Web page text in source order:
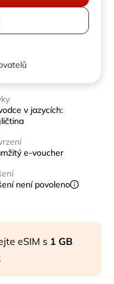
v jazycích:
e-voucher
není povoleno
eSIM s 1 GB